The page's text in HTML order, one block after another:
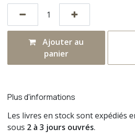
Ajouter au
panier
Plus d'informations
Les livres en stock sont expédiés
sous 2 à 3 jours ouvrés.